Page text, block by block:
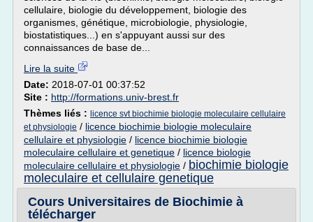
cellulaire, biologie du développement, biologie des
organismes, génétique, microbiologie, physiologie,
biostatistiques...) en s'appuyant aussi sur des
connaissances de base de...
Lire la suite
Date: 2018-07-01 00:37:52
Site : http://formations.univ-brest.fr
Thèmes liés : licence svt biochimie biologie moleculaire cellulaire
et physiologie / licence biochimie biologie moleculaire
cellulaire et physiologie / licence biochimie biologie
moleculaire cellulaire et genetique / licence biologie
moleculaire cellulaire et physiologie / biochimie biologie
moleculaire et cellulaire genetique
Cours Universitaires de Biochimie à
télécharger